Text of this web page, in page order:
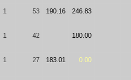
1 53 190.16 246.83
1 42 180.00
1 27 183.01 0.00